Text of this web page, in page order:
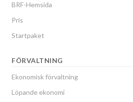
BRF-Hemsida
Pris
Startpaket
FÖRVALTNING
Ekonomisk förvaltning
Löpande ekonomi